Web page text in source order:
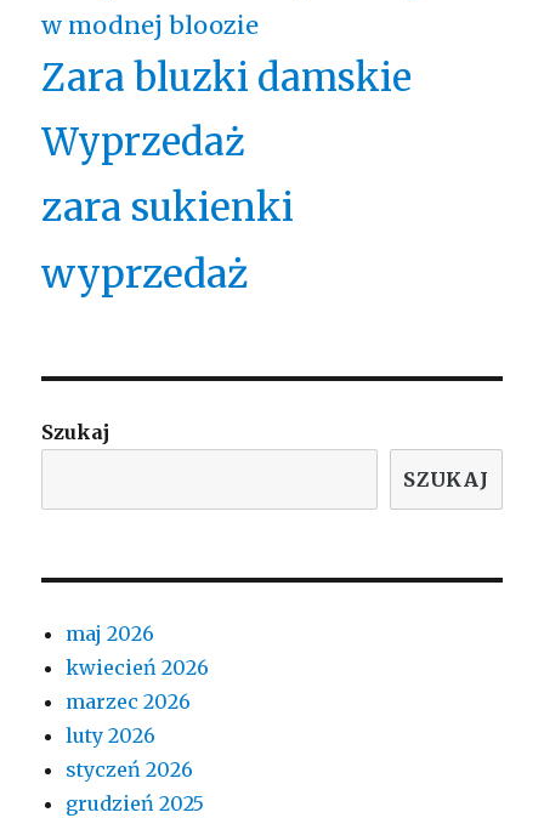
w modnej bloozie
Zara bluzki damskie
Wyprzedaż
zara sukienki
wyprzedaż
Szukaj
SZUKAJ
maj 2026
kwiecień 2026
marzec 2026
luty 2026
styczeń 2026
grudzień 2025